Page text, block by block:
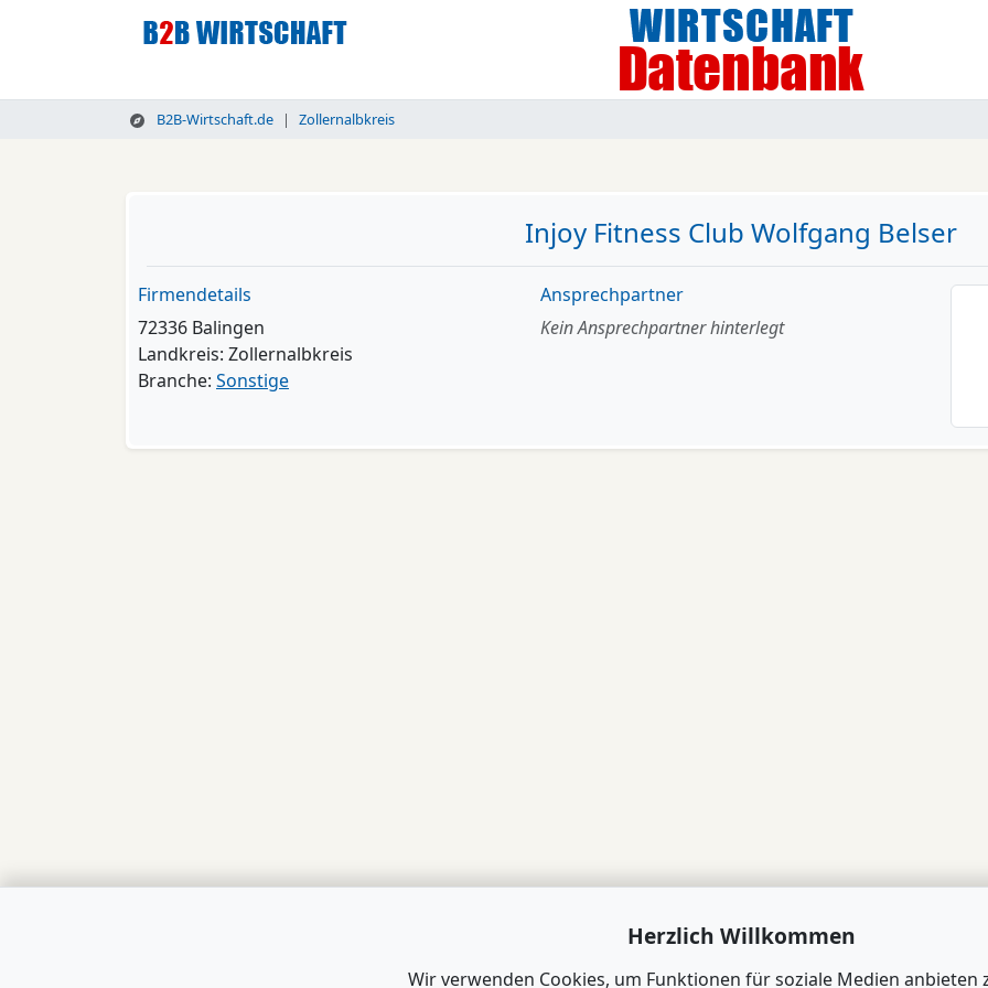
B2B-Wirtschaft.de Zollernalbkreis
Injoy Fitness Club Wolfgang Belser
Firmendetails
72336 Balingen
Landkreis: Zollernalbkreis
Branche: Sonstige
Ansprechpartner
Kein Ansprechpartner hinterlegt
Herzlich Willkommen
Wir verwenden Cookies, um Funktionen für soziale Medien anbieten